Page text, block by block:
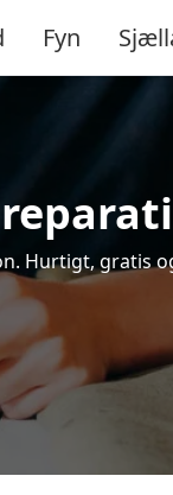
Fyn
Hurtigt, gratis